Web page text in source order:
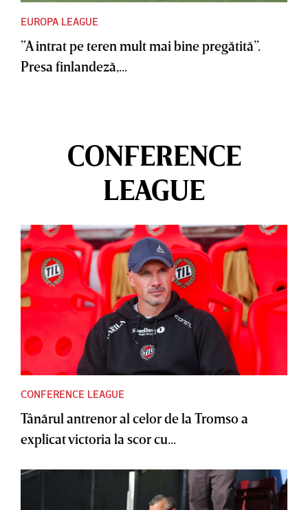
EUROPA LEAGUE
”A intrat pe teren mult mai bine pregătită”.
Presa finlandeză,...
CONFERENCE
LEAGUE
CONFERENCE LEAGUE
Tânărul antrenor al celor de la Tromso a
explicat victoria la scor cu...